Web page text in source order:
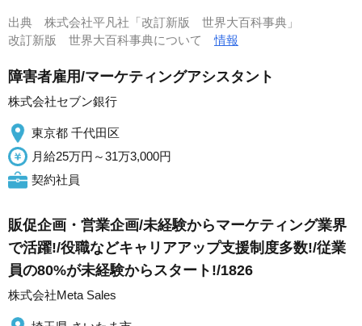
出典 株式会社平凡社「改訂新版 世界大百科事典」
改訂新版 世界大百科事典について情報
障害者雇用/マーケティングアシスタント
株式会社セブン銀行
東京都 千代田区
月給25万円～31万3,000円
契約社員
販促企画・営業企画/未経験からマーケティング業界
で活躍!/役職などキャリアアップ支援制度多数!/従業
員の80%が未経験からスタート!/1826
株式会社Meta Sales